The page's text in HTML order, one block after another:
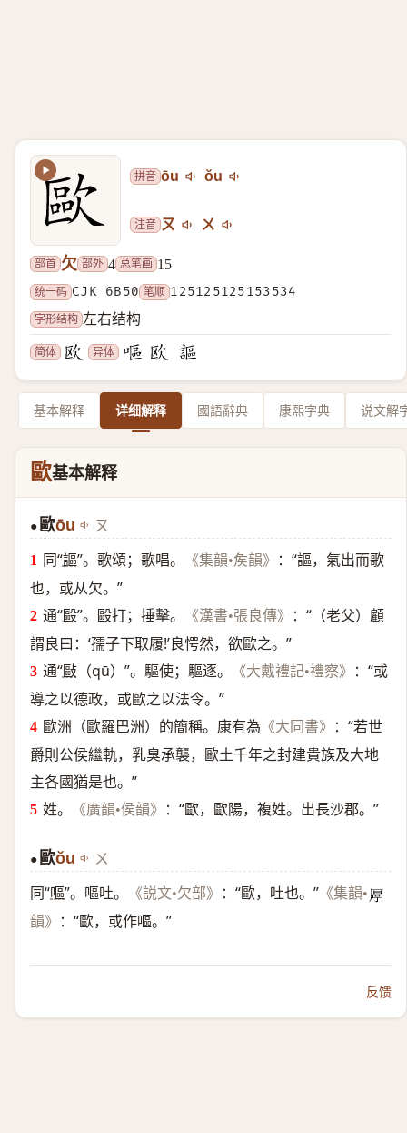
拼音 ōu ŏu
注音 ㄡ ㄨ
部首 欠 部外 4 总笔画 15
统一码 CJK 6B50 笔顺 125125125153534
字形结构 左右结构
简体 异体
基本解释 详细解释 國語辭典 康熙字典 说文解
歐基本解释
● 歐ōu ㄡ
同“謳”。歌頌；歌唱。 《集韻•矦韻》
：“謳，氣出而歌
也，或从欠。”
通“毆”。毆打；捶擊。 《漢書•張良傳》
：“（老父）顧
謂良曰：‘孺子下取履!’良愕然，欲歐之。”
通“敺（qū）”。驅使；驅逐。 《大戴禮記•禮察》
：“或
導之以德政，或歐之以法令。”
歐洲（歐羅巴洲）的簡稱。康有為 《大同書》
：“若世
爵則公侯繼軌，乳臭承襲，歐土千年之封建貴族及大地
主各國猶是也。”
姓。
《廣韻•侯韻》 ：“歐，歐陽，複姓。出長沙郡。”
● 歐ŏu ㄨ
同“嘔”。嘔吐。 《説文•欠部》 ：“歐，吐也。” 《集韻•𠪋
韻》
：“歐，或作嘔。”
反馈